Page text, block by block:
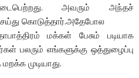
அவரும் அந்தச்
கொடுத்தார்.அதேபோல
மக்கள் பேசும் படியாக
பலரும் எங்களுக்கு ஒத்துழைப்பு
முடியாது.